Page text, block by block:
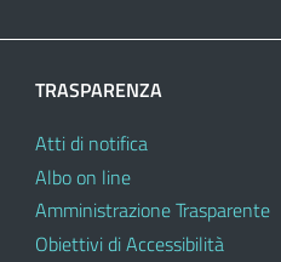
TRASPARENZA
Atti di notifica
Albo on line
Amministrazione Trasparente
Obiettivi di Accessibilità